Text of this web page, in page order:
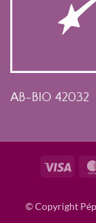
AB-BIO 42032
Visa
© Copyright